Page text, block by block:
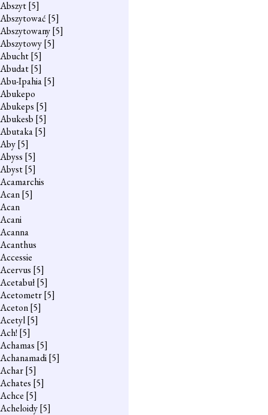
Abszyt[5]
Abszytować [5]
Abszytowany[5]
Abszytowy[5]
Abucht[5]
Abudat[5]
Abu-Ipahia[5]
Abukepo
Abukeps [5]
Abukesb [5]
Abutaka[5]
Aby[5]
Abyss [5]
Abyst[5]
Acamarchis
Acan[5]
Acan
Acani
Acanna
Acanthus
Accessie
Acervus [5]
Acetabuł[5]
Acetometr[5]
Aceton[5]
Acetyl[5]
Ach! [5]
Achamas [5]
Achanamadi[5]
Achar[5]
Achates [5]
Achce [5]
Acheloidy[5]